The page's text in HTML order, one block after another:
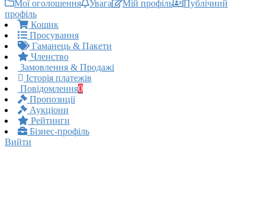
Мої оголошення
Увага Мій профіль
Публічний
профіль
Кошик
Просування
Гаманець & Пакети
Членство
Замовлення & Продажі
Історія платежів
Повідомлення0
Пропозиції
Аукціони
Рейтинги
Бізнес-профіль
Вийти